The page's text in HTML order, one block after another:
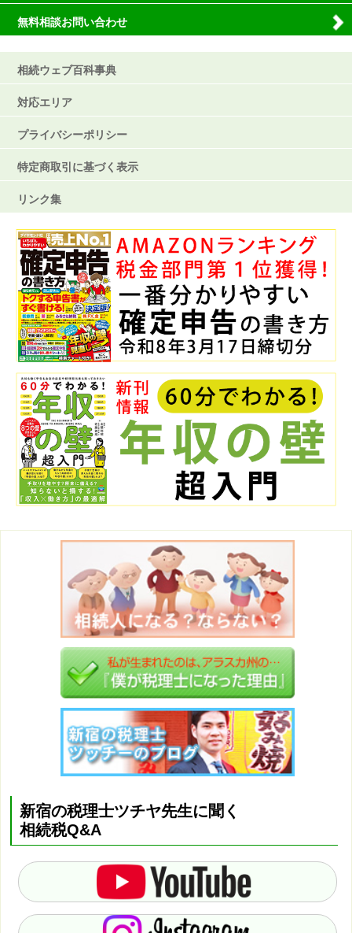
無料相談お問い合わせ
相続ウェブ百科事典
対応エリア
プライバシーポリシー
特定商取引に基づく表示
リンク集
新宿の税理士ツチヤ先生に聞く
相続税Q&A